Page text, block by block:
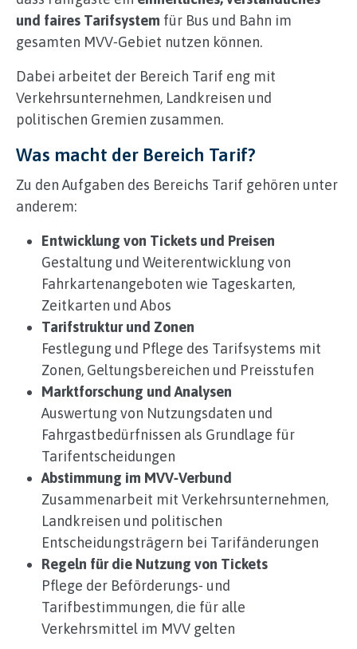
und faires Tarifsystem für Bus und Bahn im
gesamten MVV‑Gebiet nutzen können.
Dabei arbeitet der Bereich Tarif eng mit
Verkehrsunternehmen, Landkreisen und
politischen Gremien zusammen.
Was macht der Bereich Tarif?
Zu den Aufgaben des Bereichs Tarif gehören unter
anderem:
Entwicklung von Tickets und Preisen
Gestaltung und Weiterentwicklung von
Fahrkartenangeboten wie Tageskarten,
Zeitkarten und Abos
Tarifstruktur und Zonen
Festlegung und Pflege des Tarifsystems mit
Zonen, Geltungsbereichen und Preisstufen
Marktforschung und Analysen
Auswertung von Nutzungsdaten und
Fahrgastbedürfnissen als Grundlage für
Tarifentscheidungen
Abstimmung im MVV‑Verbund
Zusammenarbeit mit Verkehrsunternehmen,
Landkreisen und politischen
Entscheidungsträgern bei Tarifänderungen
Regeln für die Nutzung von Tickets
Pflege der Beförderungs‑ und
Tarifbestimmungen, die für alle
Verkehrsmittel im MVV gelten